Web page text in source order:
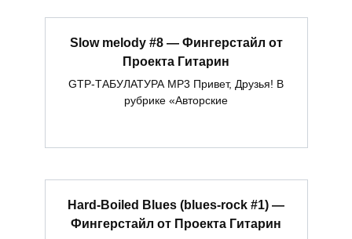
Slow melody #8 — Фингерстайл от
Проекта Гитарин
GTP-ТАБУЛАТУРА MP3 Привет, Друзья! В
рубрике «Авторские
Hard-Boiled Blues (blues-rock #1) —
Фингерстайл от Проекта Гитарин